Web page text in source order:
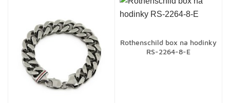
Rothenschild box na hodinky
RS-2264-8-E